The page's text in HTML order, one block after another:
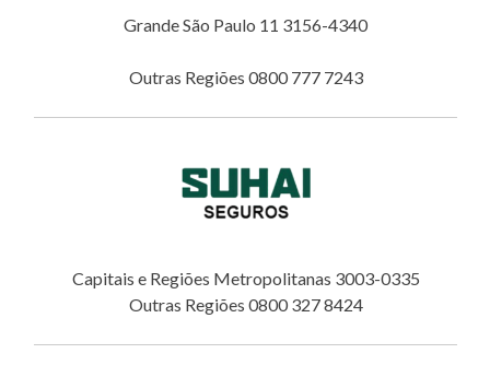
Grande São Paulo 11 3156-4340
Outras Regiões 0800 777 7243
Capitais e Regiões Metropolitanas 3003-0335
Outras Regiões 0800 327 8424